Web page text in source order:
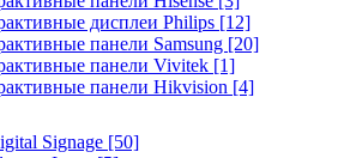
дисплеи Philips [12]
панели Samsung [20]
панели Vivitek [1]
панели Hikvision [4]
Signage [50]